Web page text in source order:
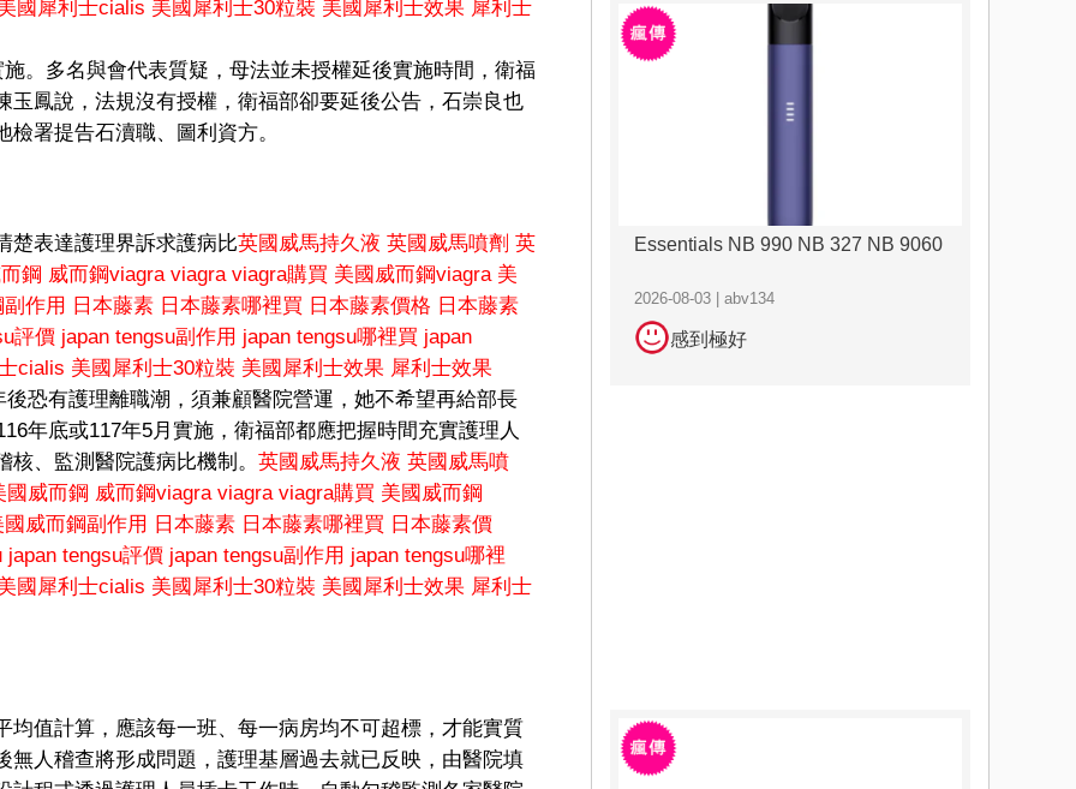
國犀利士cialis 美國犀利士30粒裝 美國犀利士效果 犀利士
。多名與會代表質疑，母法並未授權延後實施時間，衛福
鳳說，法規沒有授權，衛福部卻要延後公告，石崇良也
署提告石瀆職、圖利資方。
楚表達護理界訴求護病比英國威馬持久液 英國威馬噴劑 英
鋼 威而鋼viagra viagra viagra購買 美國威而鋼viagra 美
作用
日本藤素 日本藤素哪裡買 日本藤素價格 日本藤素
評價 japan tengsu副作用 japan tengsu哪裡買 japan
cialis 美國犀利士30粒裝 美國犀利士效果 犀利士效果
恐有護理離職潮，須兼顧醫院營運，她不希望再給部長
年底或117年5月實施，衛福部都應把握時間充實護理人
、監測醫院護病比機制。 英國威馬持久液 英國威馬噴
國威而鋼 威而鋼viagra viagra viagra購買 美國威而鋼
國威而鋼副作用
日本藤素 日本藤素哪裡買 日本藤素價
japan tengsu評價 japan tengsu副作用 japan tengsu哪裡
國犀利士cialis 美國犀利士30粒裝 美國犀利士效果 犀利士
值計算，應該每一班、每一病房均不可超標，才能實質
人稽查將形成問題，護理基層過去就已反映，由醫院填
Essentials NB 990 NB 327 NB 9060
2026-08-03 | abv134
感到極好